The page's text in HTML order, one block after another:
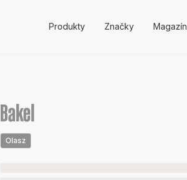
Produkty Značky Magazín
Bakel
Olasz